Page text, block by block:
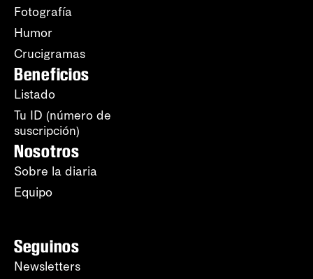
Fotografía
Humor
Crucigramas
Beneficios
Listado
Tu ID (número de
suscripción)
Nosotros
Sobre la diaria
Equipo
Seguinos
Newsletters